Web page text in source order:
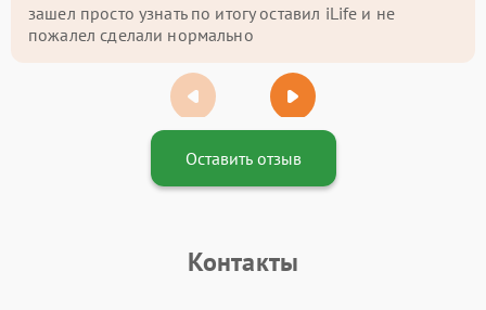
зашел просто узнать по итогу оставил iLife и не
пожалел сделали нормально
Оставить отзыв
Контакты